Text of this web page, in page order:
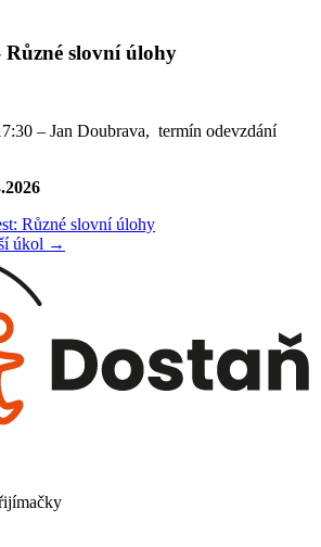
slovní úlohy
– Jan Doubrava, termín odevzdání
Různé slovní úlohy
úkol →